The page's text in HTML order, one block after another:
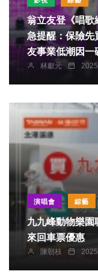
翁立友登《唱歌給
急提醒：保險先買 爸媽標會籌學費用心栽培
友事業低潮因一
林獻元
演唱會 綜藝
九九峰動物樂園
來回車票優惠
陳朝枝